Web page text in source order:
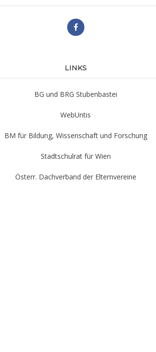
LINKS
BG und BRG Stubenbastei
WebUntis
BM für Bildung, Wissenschaft und Forschung
Stadtschulrat für Wien
Österr. Dachverband der Elternvereine